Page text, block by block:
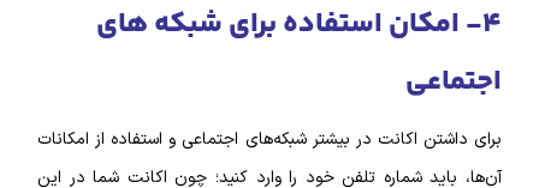
۴- امکان استفاده برای شبکه‌ های
اجتماعی
برای داشتن اکانت در بیشتر شبکه‌‌های اجتماعی و استفاده از امکانات
آن‌ها، باید شماره تلفن خود را وارد کنید؛ چون اکانت شما در این